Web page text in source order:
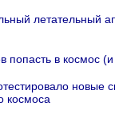
летательный
попасть в космос
новые
космоса